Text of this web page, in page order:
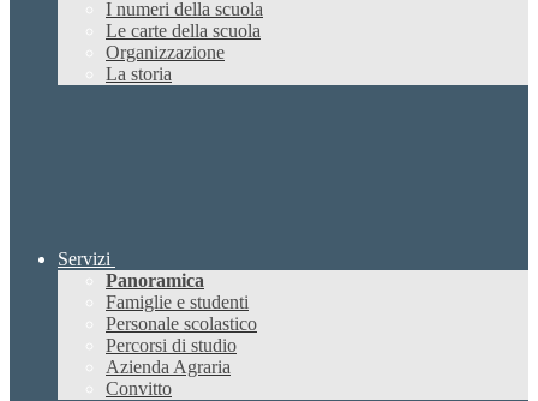
I numeri della scuola
Le carte della scuola
Organizzazione
La storia
Servizi
Panoramica
Famiglie e studenti
Personale scolastico
Percorsi di studio
Azienda Agraria
Convitto